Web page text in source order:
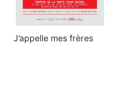
J’appelle mes frères